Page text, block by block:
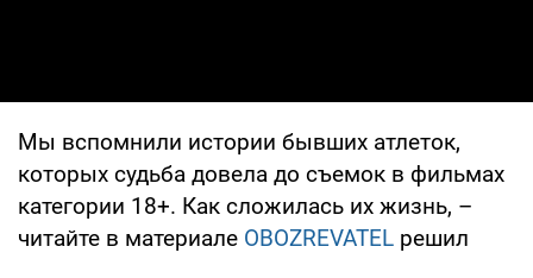
Мы вспомнили истории бывших атлеток,
которых судьба довела до съемок в фильмах
категории 18+. Как сложилась их жизнь, –
читайте в материале OBOZREVATEL решил